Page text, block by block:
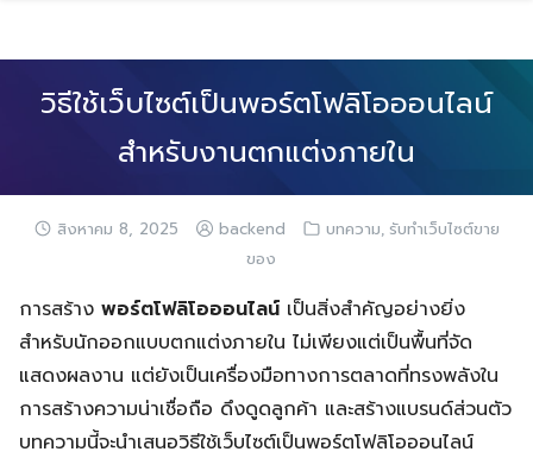
วิธีใช้เว็บไซต์เป็นพอร์ตโฟลิโอออนไลน์
สำหรับงานตกแต่งภายใน
สิงหาคม 8, 2025 backend บทความ, รับทำเว็บไซต์ขาย
ของ
การสร้าง พอร์ตโฟลิโอออนไลน์ เป็นสิ่งสำคัญอย่างยิ่ง
สำหรับนักออกแบบตกแต่งภายใน ไม่เพียงแต่เป็นพื้นที่จัด
แสดงผลงาน แต่ยังเป็นเครื่องมือทางการตลาดที่ทรงพลังใน
การสร้างความน่าเชื่อถือ ดึงดูดลูกค้า และสร้างแบรนด์ส่วนตัว
บทความนี้จะนำเสนอวิธีใช้เว็บไซต์เป็นพอร์ตโฟลิโอออนไลน์